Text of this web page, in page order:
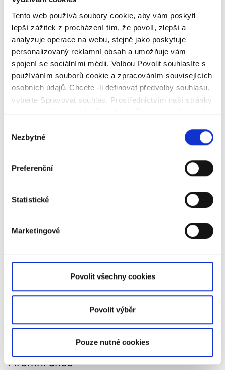
Tento web používá soubory cookie, aby vám poskytl
lepší zážitek z procházení tím, že povolí, zlepší a
analyzuje operace na webu, stejně jako poskytuje
personalizovaný reklamní obsah a umožňuje vám
spojení se sociálními médii. Volbou Povolit souhlasíte s
používáním souborů cookie a zpracováním souvisejících
osobních údajů. Chcete -li definovat předvolby souhlasu,
vyberte Spravovat souhlas. Prostřednictvím naší stránky
zásad používání souborů cookie můžete kdykoli změnit
naleznete naše zásady používání souborů cookie
a
souhlasu
Nezbytné
Preferenční
Statistické
Marketingové
Povolit všechny cookies
Povolit výběr
Pouze nutné cookies
Transakce
V části Transakce se zobrazuje seznam všech událostí, které
ovlivnily Váš účet. Přehled transakcí můžete upravit pomocí
filtrů: období, produkt a typ transakce. Chcete-li získat
podrobný rozpis jedné transakce, stačí na ni kliknout, čímž se
Je také možné stáhnout si historii transakcí ve formátu PDF.
Firemní akce